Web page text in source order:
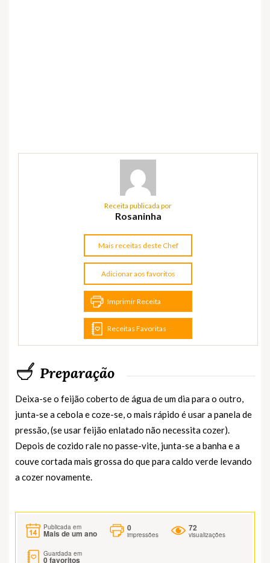
Receita publicada por
Rosaninha
Mais receitas deste Chef
Adicionar aos favoritos
Imprimir Receita
Receitas Favoritas
Preparação
Deixa-se o feijão coberto de água de um dia para o outro,
junta-se a cebola e coze-se, o mais rápido é usar a panela de
pressão, (se usar feijão enlatado não necessita cozer).
Depois de cozido rale no passe-vite, junta-se a banha e a
couve cortada mais grossa do que para caldo verde levando
a cozer novamente.
Publicada em
Mais de um ano
0
impressões
72
visualizações
Guardada em
0favoritos